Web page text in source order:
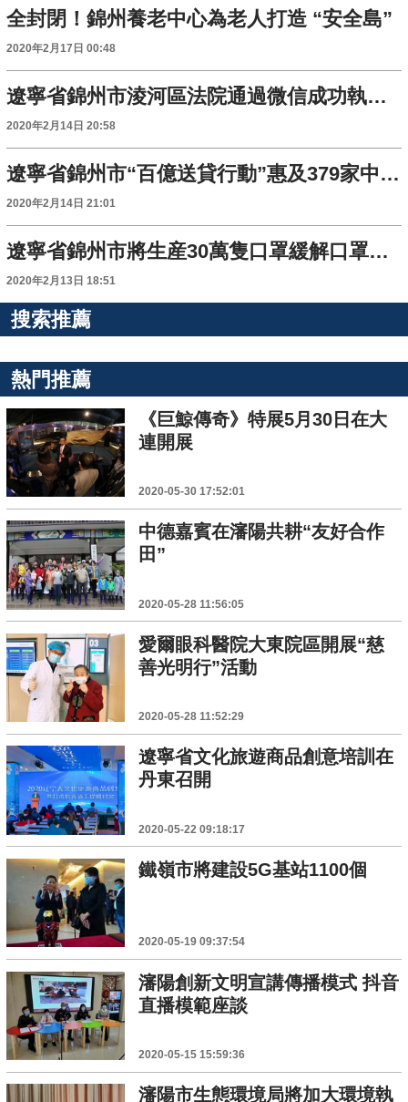
全封閉！錦州養老中心為老人打造 “安全島”
2020年2月17日 00:48
遼寧省錦州市淩河區法院通過微信成功執結案件
2020年2月14日 20:58
遼寧省錦州市“百億送貸行動”惠及379家中小微企業
2020年2月14日 21:01
遼寧省錦州市將生産30萬隻口罩緩解口罩短缺問題
2020年2月13日 18:51
搜索推薦
熱門推薦
《巨鯨傳奇》特展5月30日在大
連開展
2020-05-30 17:52:01
中德嘉賓在瀋陽共耕“友好合作
田”
2020-05-28 11:56:05
愛爾眼科醫院大東院區開展“慈
善光明行”活動
2020-05-28 11:52:29
遼寧省文化旅遊商品創意培訓在
丹東召開
2020-05-22 09:18:17
鐵嶺市將建設5G基站1100個
2020-05-19 09:37:54
瀋陽創新文明宣講傳播模式 抖音
直播模範座談
2020-05-15 15:59:36
瀋陽市生態環境局將加大環境執